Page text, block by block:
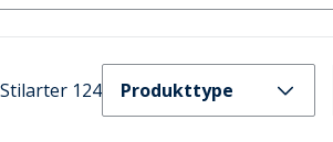
Stilarter 124 Produkttype